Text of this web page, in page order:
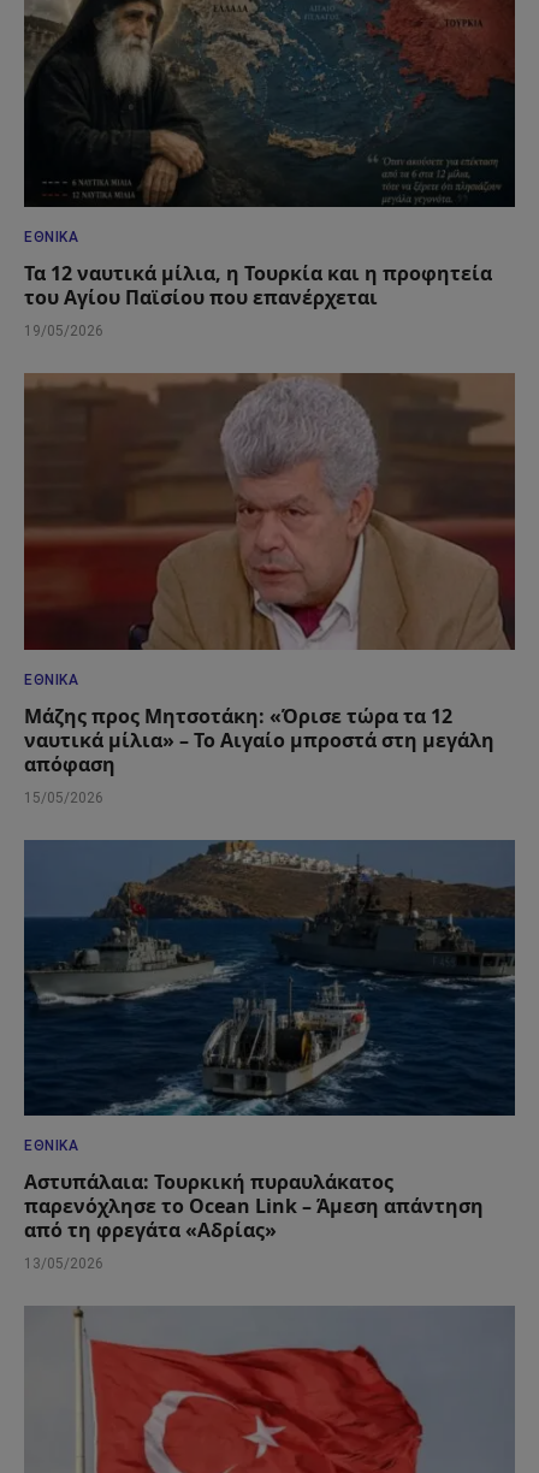
ΕΘΝΙΚΆ
Τα 12 ναυτικά μίλια, η Τουρκία και η προφητεία
του Αγίου Παϊσίου που επανέρχεται
19/05/2026
ΕΘΝΙΚΆ
Μάζης προς Μητσοτάκη: «Όρισε τώρα τα 12
ναυτικά μίλια» – Το Αιγαίο μπροστά στη μεγάλη
απόφαση
15/05/2026
ΕΘΝΙΚΆ
Αστυπάλαια: Τουρκική πυραυλάκατος
παρενόχλησε το Ocean Link – Άμεση απάντηση
από τη φρεγάτα «Αδρίας»
13/05/2026